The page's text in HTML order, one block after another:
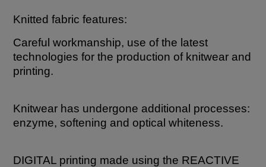
Knitted fabric features:
Careful workmanship, use of the latest
technologies for the production of knitwear and
printing.
Knitwear has undergone additional processes:
enzyme, softening and optical whiteness.
DIGITAL printing made using the REACTIVE